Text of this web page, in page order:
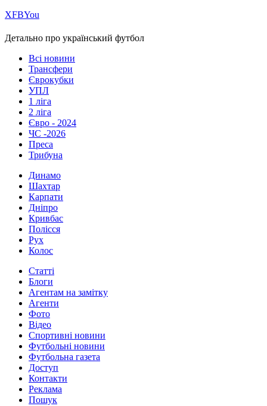
ХFBYou
Детально про український футбол
Всі новини
Трансфери
Єврокубки
УПЛ
1 ліга
2 ліга
Євро - 2024
ЧС -2026
Преса
Трибуна
Динамо
Шахтар
Карпати
Дніпро
Кривбас
Полісся
Рух
Колос
Статті
Блоги
Агентам на замітку
Агенти
Фото
Відео
Спортивні новини
Футбольні новини
Футбольна газета
Доступ
Контакти
Реклама
Пошук